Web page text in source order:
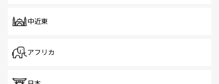
中近東
アフリカ